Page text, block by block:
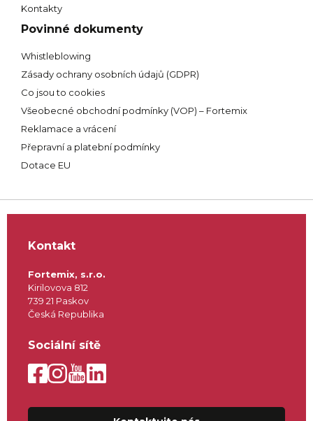
Kontakty
Povinné dokumenty
Whistleblowing
Zásady ochrany osobních údajů (GDPR)
Co jsou to cookies
Všeobecné obchodní podmínky (VOP) – Fortemix
Reklamace a vrácení
Přepravní a platební podmínky
Dotace EU
Kontakt
Fortemix, s.r.o.
Kirilovova 812
739 21 Paskov
Česká Republika
Sociální sítě